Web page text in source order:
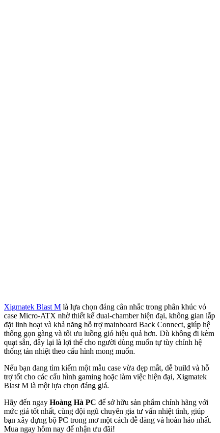
Xigmatek Blast M là lựa chọn đáng cân nhắc trong phân khúc vỏ
case Micro-ATX nhờ thiết kế dual-chamber hiện đại, không gian lắp
đặt linh hoạt và khả năng hỗ trợ mainboard Back Connect, giúp hệ
thống gọn gàng và tối ưu luồng gió hiệu quả hơn. Dù không đi kèm
quạt sẵn, đây lại là lợi thế cho người dùng muốn tự tùy chỉnh hệ
thống tản nhiệt theo cấu hình mong muốn.
Nếu bạn đang tìm kiếm một mẫu case vừa đẹp mắt, dễ build và hỗ
trợ tốt cho các cấu hình gaming hoặc làm việc hiện đại, Xigmatek
Blast M là một lựa chọn đáng giá.
Hãy đến ngay Hoàng Hà PC để sở hữu sản phẩm chính hãng với
mức giá tốt nhất, cùng đội ngũ chuyên gia tư vấn nhiệt tình, giúp
bạn xây dựng bộ PC trong mơ một cách dễ dàng và hoàn hảo nhất.
Mua ngay hôm nay để nhận ưu đãi!